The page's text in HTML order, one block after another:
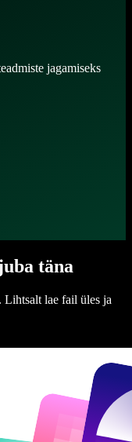
jagamiseks
täna
Lihtsalt lae fail üles ja